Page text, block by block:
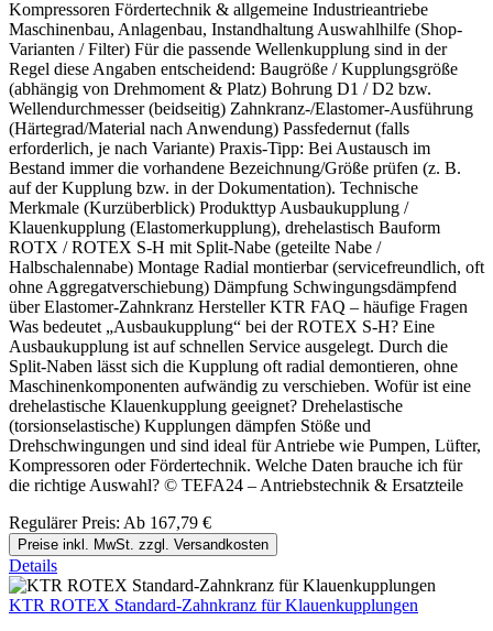
Kompressoren Fördertechnik & allgemeine Industrieantriebe
Maschinenbau, Anlagenbau, Instandhaltung Auswahlhilfe (Shop-
Varianten / Filter) Für die passende Wellenkupplung sind in der
Regel diese Angaben entscheidend: Baugröße / Kupplungsgröße
(abhängig von Drehmoment & Platz) Bohrung D1 / D2 bzw.
Wellendurchmesser (beidseitig) Zahnkranz-/Elastomer-Ausführung
(Härtegrad/Material nach Anwendung) Passfedernut (falls
erforderlich, je nach Variante) Praxis-Tipp: Bei Austausch im
Bestand immer die vorhandene Bezeichnung/Größe prüfen (z. B.
auf der Kupplung bzw. in der Dokumentation). Technische
Merkmale (Kurzüberblick) Produkttyp Ausbaukupplung /
Klauenkupplung (Elastomerkupplung), drehelastisch Bauform
ROTX / ROTEX S-H mit Split-Nabe (geteilte Nabe /
Halbschalennabe) Montage Radial montierbar (servicefreundlich, oft
ohne Aggregatverschiebung) Dämpfung Schwingungsdämpfend
über Elastomer-Zahnkranz Hersteller KTR FAQ – häufige Fragen
Was bedeutet „Ausbaukupplung“ bei der ROTEX S-H? Eine
Ausbaukupplung ist auf schnellen Service ausgelegt. Durch die
Split-Naben lässt sich die Kupplung oft radial demontieren, ohne
Maschinenkomponenten aufwändig zu verschieben. Wofür ist eine
drehelastische Klauenkupplung geeignet? Drehelastische
(torsionselastische) Kupplungen dämpfen Stöße und
Drehschwingungen und sind ideal für Antriebe wie Pumpen, Lüfter,
Kompressoren oder Fördertechnik. Welche Daten brauche ich für
die richtige Auswahl? © TEFA24 – Antriebstechnik & Ersatzteile
Regulärer Preis: Ab 167,79 €
Preise inkl. MwSt. zzgl. Versandkosten
Details
KTR ROTEX Standard-Zahnkranz für Klauenkupplungen